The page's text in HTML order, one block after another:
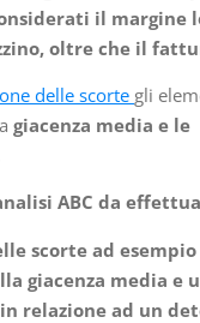
il margine
oltre che il
delle scorte gli
giacenza media e le
ABC da
scorte ad
giacenza media e
relazione ad un